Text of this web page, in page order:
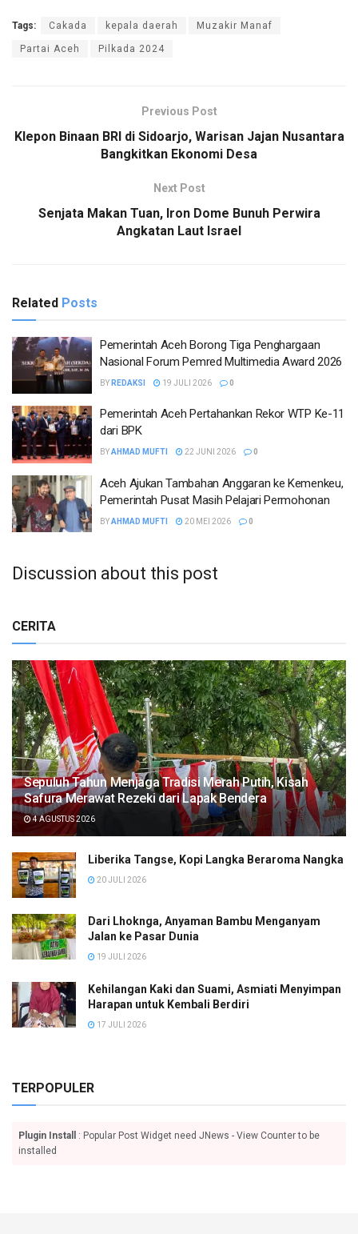
Tags: Cakada kepala daerah Muzakir Manaf
Partai Aceh Pilkada 2024
Previous Post
Klepon Binaan BRI di Sidoarjo, Warisan Jajan Nusantara
Bangkitkan Ekonomi Desa
Next Post
Senjata Makan Tuan, Iron Dome Bunuh Perwira
Angkatan Laut Israel
Related Posts
Pemerintah Aceh Borong Tiga Penghargaan
Nasional Forum Pemred Multimedia Award 2026
BY REDAKSI 19 JULI 2026 0
Pemerintah Aceh Pertahankan Rekor WTP Ke-11
dari BPK
BYAHMAD MUFTI 22 JUNI 2026 0
Aceh Ajukan Tambahan Anggaran ke Kemenkeu,
Pemerintah Pusat Masih Pelajari Permohonan
BYAHMAD MUFTI 20 MEI 2026 0
Discussion about this post
CERITA
Sepuluh Tahun Menjaga Tradisi Merah Putih, Kisah
Safura Merawat Rezeki dari Lapak Bendera
4 AGUSTUS 2026
Liberika Tangse, Kopi Langka Beraroma Nangka
20 JULI 2026
Dari Lhoknga, Anyaman Bambu Menganyam
Jalan ke Pasar Dunia
19 JULI 2026
Kehilangan Kaki dan Suami, Asmiati Menyimpan
Harapan untuk Kembali Berdiri
17 JULI 2026
TERPOPULER
Plugin Install
: Popular Post Widget need JNews - View Counter to be
installed